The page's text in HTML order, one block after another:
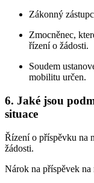
Zákonný
Zmocněnec,
řízení o žádosti.
Soudem
mobilitu určen.
6. Jaké jsou
situace
Řízení o příspěvku na
žádosti.
Nárok na příspěvek